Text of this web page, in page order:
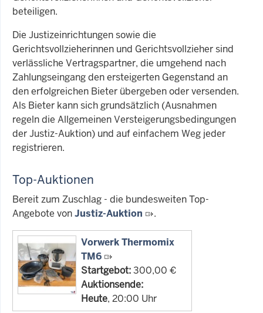
beteiligen.
Die Justizeinrichtungen sowie die
Gerichtsvollzieherinnen und Gerichtsvollzieher sind
verlässliche Vertragspartner, die umgehend nach
Zahlungseingang den ersteigerten Gegenstand an
den erfolgreichen Bieter übergeben oder versenden.
Als Bieter kann sich grundsätzlich (Ausnahmen
regeln die Allgemeinen Versteigerungsbedingungen
der Justiz-Auktion) und auf einfachem Weg jeder
registrieren.
Top-Auktionen
Bereit zum Zuschlag - die bundesweiten Top-
Angebote vonJustiz-Auktion .
Vorwerk Thermomix
TM6
Startgebot:300,00 €
Auktionsende:
Heute, 20:00 Uhr